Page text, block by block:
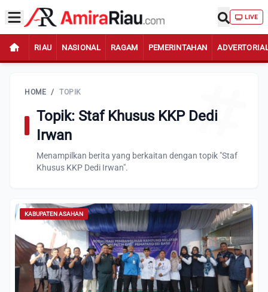
LIVE
RIAU NASIONAL RAGAM PEMERINTAHAN
HOME / TOPIK
Topik: Staf Khusus KKP Dedi
Irwan
Menampilkan berita yang berkaitan dengan topik "Staf
Khusus KKP Dedi Irwan".
KABUPATEN ASAHAN